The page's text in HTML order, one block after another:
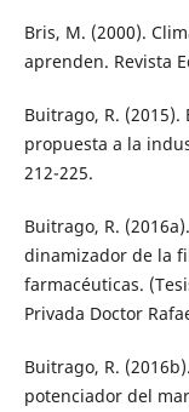
Bris, M. (2000).
aprenden. Revista
Buitrago, R.
propuesta a la
212-225.
Buitrago, R.
dinamizador de la
farmacéuticas.
Privada Doctor
Buitrago, R.
potenciador del